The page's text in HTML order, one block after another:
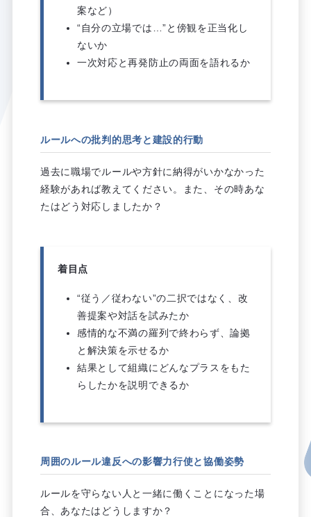
案など）
“自分の立場では…”と傍観を正当化し
ないか
一次対応と再発防止の両面を語れるか
ルールへの批判的思考と建設的行動
過去に職場でルールや方針に納得がいかなかった
経験があれば教えてください。また、その時あな
たはどう対応しましたか？
着目点
“従う／従わない”の二択ではなく、改
善提案や対話を試みたか
感情的な不満の羅列で終わらず、論拠
と解決策を示せるか
結果として組織にどんなプラスをもた
らしたかを説明できるか
周囲のルール違反への影響力行使と協働姿勢
ルールを守らない人と一緒に働くことになった場
合、あなたはどうしますか？